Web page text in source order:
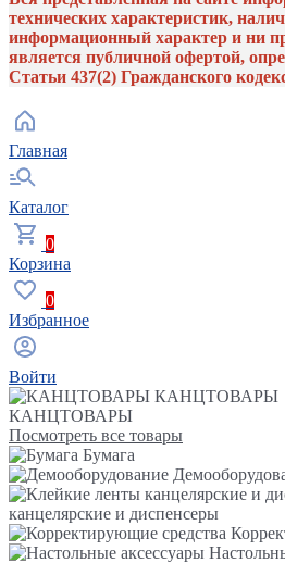
технических характеристик,
информационный характер и ни
является публичной офертой,
Статьи 437(2) Гражданского
Главная
Каталог
0
Корзина
0
Избранное
Войти
КАНЦТОВАРЫ
КАНЦТОВАРЫ
Посмотреть все товары
Бумага
канцелярские и диспенсеры